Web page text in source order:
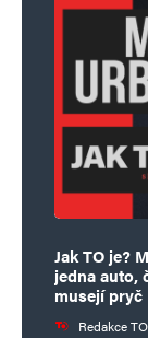
Jak TO je?
jedna auto,
musejí pryč
Redakce TO